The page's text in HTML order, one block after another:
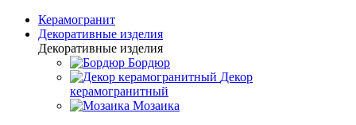
Керамогранит
Декоративные изделия
Декоративные изделия
Бордюр
Декор
керамогранитный
Мозаика